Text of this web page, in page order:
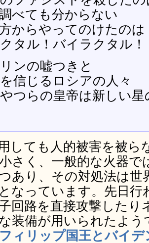
べても分からない
からやってのけたのは
タル！バイラクタル！
ンの嘘つきと
信じるロシアの人々
つらの皇帝は新しい
しても人的被害を被ら
さく、一般的な火器
あり、その対処法は世
なっています。先日行
回路を直接攻撃した
装備が用いられたよう
ィリップ国王とバイデ